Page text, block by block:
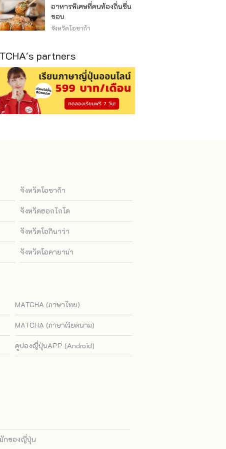
อาหารพิเศษที่คนท้องถิ่นชื่น
ชอบ
จังหวัดโอซาก้า
partners
จังหวัดโอซาก้า
จังหวัดฮอกไกโด
จังหวัดโอกินาว่า
จังหวัดโอคายาม่า
MATCHA (ภาษาไทย)
MATCHA (ภาษาเวียดนาม)
คูปองญี่ปุ่นAPP (Android)
กของญี่ปุ่น